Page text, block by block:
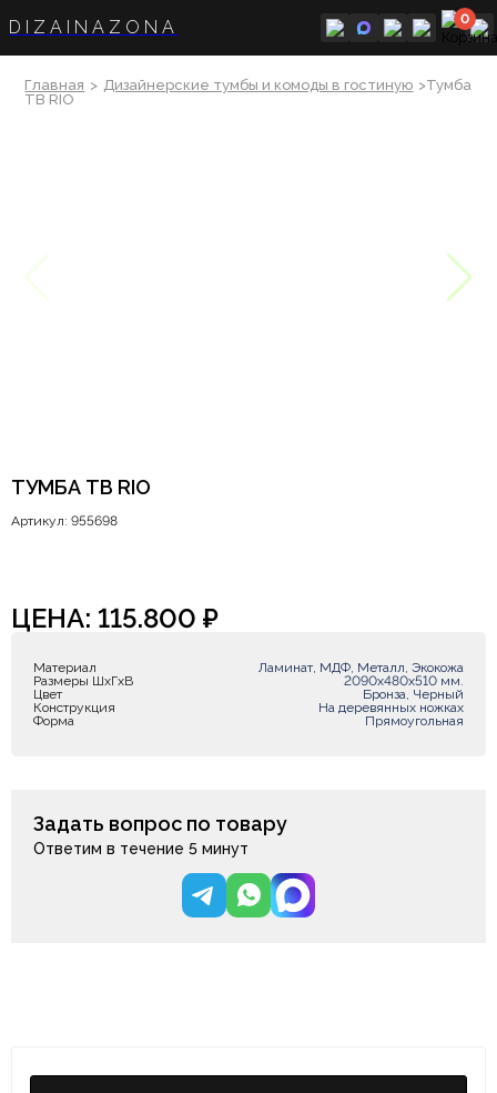
DIZAINAZONA 0
Главная > Дизайнерские тумбы и комоды в гостиную >Тумба
ТВ RIO
ТУМБА ТВ RIO
Артикул: 955698
ЦЕНА: 115.800 ₽
Материал
Ламинат, МДФ, Металл, Экокожа
Размеры ШxГxВ
2090x480x510 мм.
Цвет
Бронза, Черный
Конструкция
На деревянных ножках
Форма
Прямоугольная
Задать вопрос по товару
Ответим в течение 5 минут